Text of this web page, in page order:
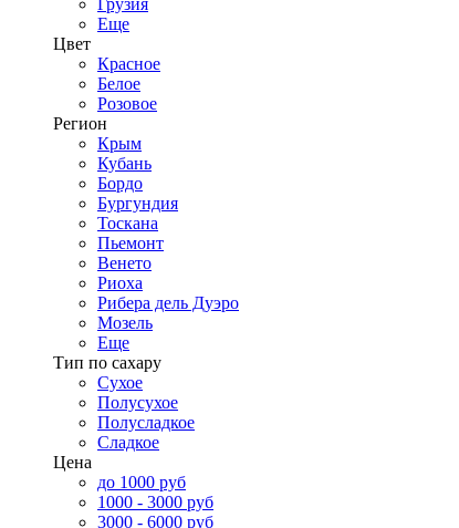
Грузия
Еще
Цвет
Красное
Белое
Розовое
Регион
Крым
Кубань
Бордо
Бургундия
Тоскана
Пьемонт
Венето
Риоха
Рибера дель Дуэро
Мозель
Еще
Тип по сахару
Сухое
Полусухое
Полусладкое
Сладкое
Цена
до 1000 руб
1000 - 3000 руб
3000 - 6000 руб